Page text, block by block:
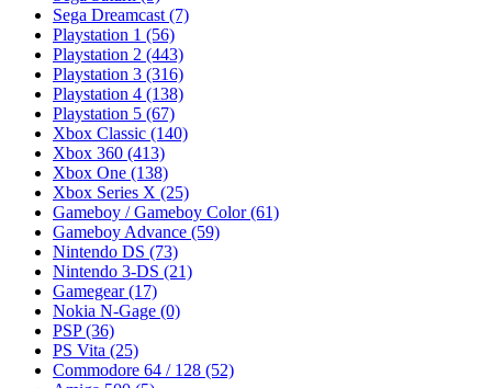
Sega Dreamcast (7)
Playstation 1 (56)
Playstation 2 (443)
Playstation 3 (316)
Playstation 4 (138)
Playstation 5 (67)
Xbox Classic (140)
Xbox 360 (413)
Xbox One (138)
Xbox Series X (25)
Gameboy / Gameboy Color(61)
Gameboy Advance (59)
Nintendo DS (73)
Nintendo 3-DS (21)
Gamegear(17)
Nokia N-Gage (0)
PSP(36)
PS Vita (25)
Commodore 64 / 128 (52)